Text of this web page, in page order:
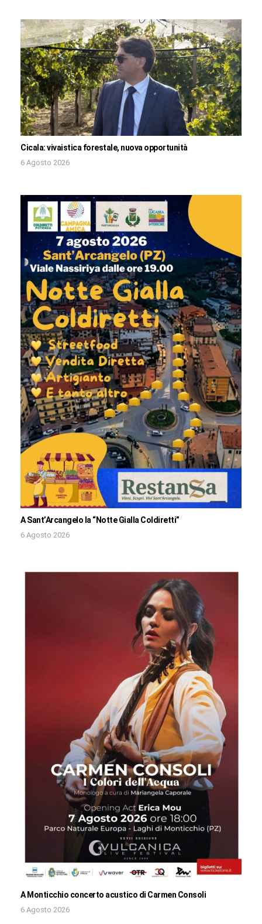
Cicala: vivaistica forestale, nuova opportunità
6 Agosto 2026
A Sant’Arcangelo la “Notte Gialla Coldiretti”
6 Agosto 2026
A Monticchio concerto acustico di Carmen Consoli
6 Agosto 2026